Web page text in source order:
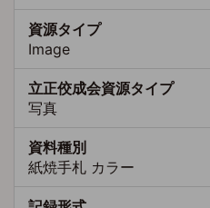
資源タイプ
Image
立正佼成会資源タイプ
写真
資料種別
紙焼手札 カラー